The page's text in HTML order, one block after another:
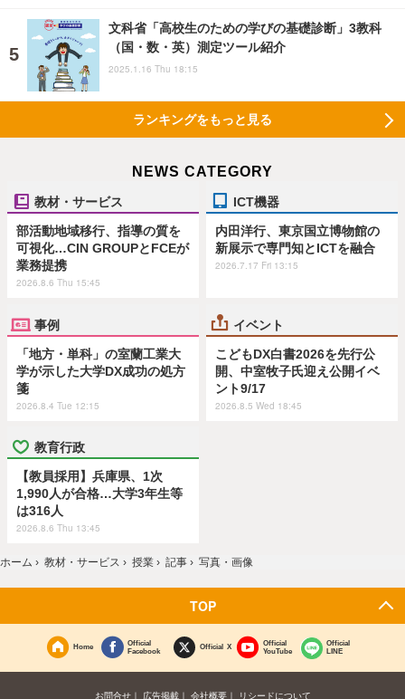
文科省「高校生のための学びの基礎診断」3教科
（国・数・英）測定ツール紹介
2025.1.16 Thu 18:15
ランキングをもっと見る
NEWS CATEGORY
教材・サービス
部活動地域移行、指導の質を
可視化…CIN GROUPとFCEが
業務提携
2026.8.6 Thu 15:45
ICT機器
内田洋行、東京国立博物館の
新展示で専門知とICTを融合
2026.7.17 Fri 13:15
事例
「地方・単科」の室蘭工業大
学が示した大学DX成功の処方
箋
2026.8.4 Tue 12:15
イベント
こどもDX白書2026を先行公
開、中室牧子氏迎え公開イベ
ント9/17
2026.8.5 Wed 18:45
教育行政
【教員採用】兵庫県、1次
1,990人が合格…大学3年生等
は316人
2026.8.6 Thu 13:45
ホーム › 教材・サービス › 授業 › 記事 › 写真・画像
TOP
Home
Official
Facebook
Official X
Official
YouTube
Official
LINE
お問合せ 広告掲載 会社概要 リシードについて